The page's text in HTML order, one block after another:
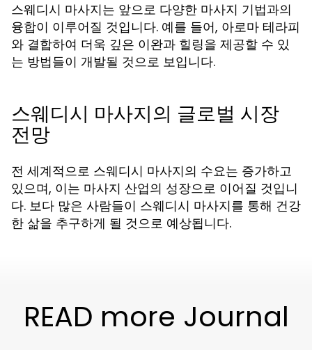
스웨디시 마사지는 앞으로 다양한 마사지 기법과의
융합이 이루어질 것입니다. 예를 들어, 아로마 테라피
와 결합하여 더욱 깊은 이완과 힐링을 제공할 수 있
는 방법들이 개발될 것으로 보입니다.
스웨디시 마사지의 글로벌 시장
전망
전 세계적으로 스웨디시 마사지의 수요는 증가하고
있으며, 이는 마사지 산업의 성장으로 이어질 것입니
다. 보다 많은 사람들이 스웨디시 마사지를 통해 건강
한 삶을 추구하게 될 것으로 예상됩니다.
READ more Journal